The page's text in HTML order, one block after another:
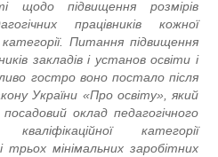
щодо підвищення розмірів
працівників кожної
категорії. Питання підвищення
закладів і установ освіти і
гостро воно постало після
України «Про освіту», який
оклад педагогічного
категорії
трьох мінімальних заробітних